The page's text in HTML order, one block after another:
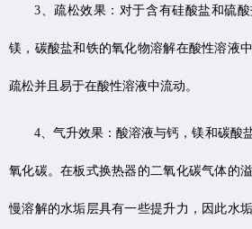
3、疏松效果：对于含有硅酸盐和硫
镁，碳酸盐和铁的氧化物溶解在酸性溶液
疏松并且易于在酸性溶液中流动。
4、气升效果：酸溶液与钙，镁和碳酸
氧化碳。在板式换热器的二氧化碳气体的
慢溶解的水垢层具有一些提升力，因此水